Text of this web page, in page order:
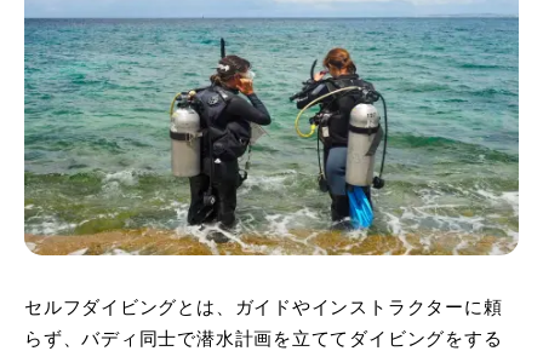
セルフダイビングとは、ガイドやインストラクターに頼
らず、バディ同士で潜水計画を立ててダイビングをする